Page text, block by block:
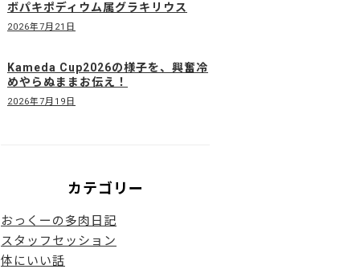
ボパキポディウム属グラキリウス
2026年7月21日
Kameda Cup2026の様子を、興奮冷
めやらぬままお伝え！
2026年7月19日
カテゴリー
おっくーの多肉日記
スタッフセッション
体にいい話